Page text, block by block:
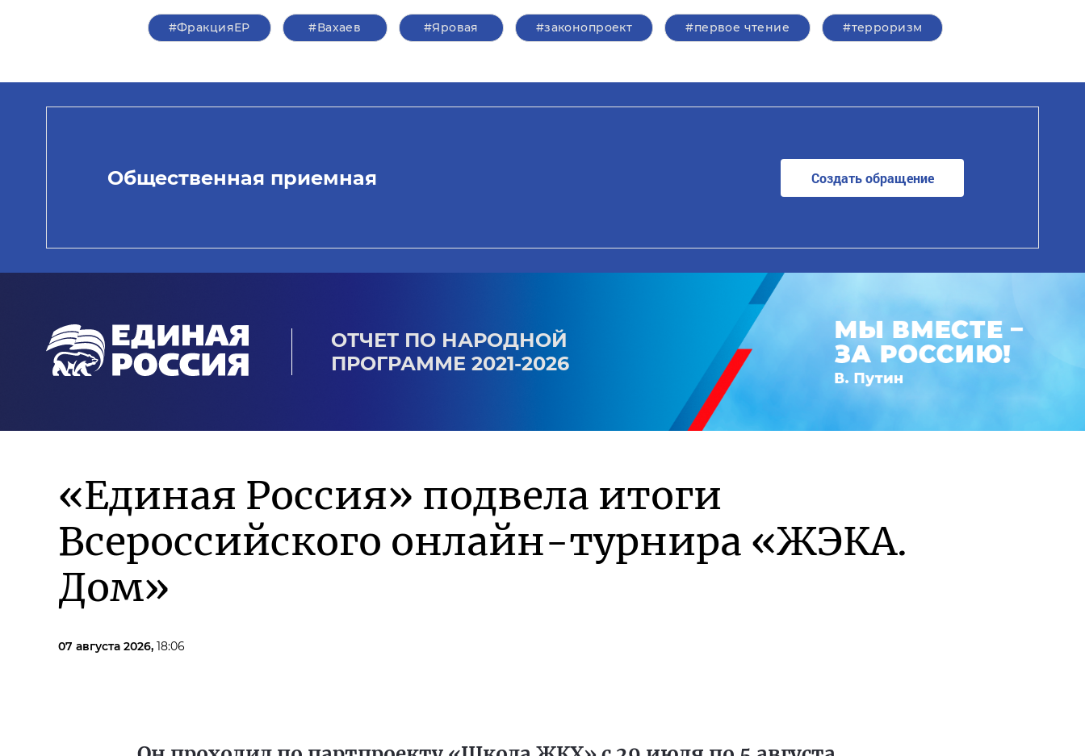
#ФракцияЕР #Вахаев #Яровая #законопроект #первое чтение #терроризм
Общественная приемная Создать обращение
ОТЧЕТ ПО НАРОДНОЙ
ПРОГРАММЕ 2021-2026
«Единая Россия» подвела итоги
Всероссийского онлайн-турнира «ЖЭКА.
Дом»
07 августа 2026, 18:06